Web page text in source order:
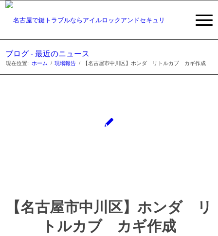
ブログ - 最近のニュース
現在位置: ホーム / 現場報告 / 【名古屋市中川区】ホンダ リトルカブ カギ作成
【名古屋市中川区】ホンダ リ
トルカブ カギ作成